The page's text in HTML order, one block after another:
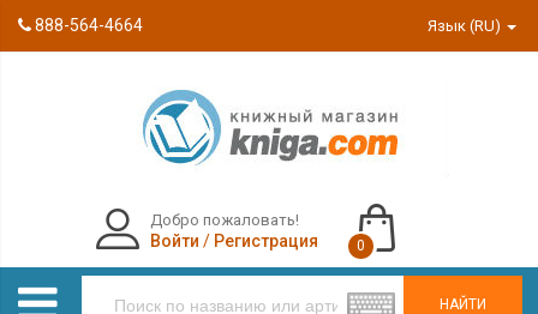
888-564-4664 Язык (RU)
НАЙТИ
Добро пожаловать!
Войти / Регистрация 0